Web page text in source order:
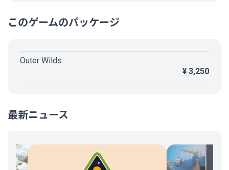
このゲームのパッケージ
Outer Wilds
¥ 3,250
最新ニュース